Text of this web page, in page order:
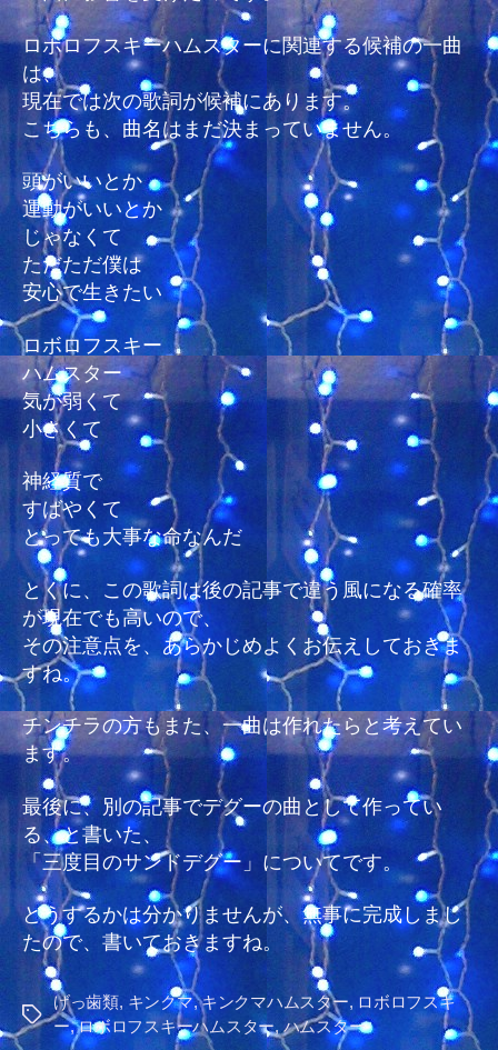
ロボロフスキーハムスターに関連する候補の一曲
は、
現在では次の歌詞が候補にあります。
こちらも、曲名はまだ決まっていません。
頭がいいとか
運動がいいとか
じゃなくて
ただただ僕は
安心で生きたい
ロボロフスキー
ハムスター
気が弱くて
小さくて
神経質で
すばやくて
とっても大事な命なんだ
とくに、この歌詞は後の記事で違う風になる確率
が現在でも高いので、
その注意点を、あらかじめよくお伝えしておきま
すね。
チンチラの方もまた、一曲は作れたらと考えてい
ます。
最後に、別の記事でデグーの曲として作ってい
る、と書いた、
「三度目のサンドデグー」についてです。
どうするかは分かりませんが、無事に完成しまし
たので、書いておきますね。
タ
グ
げっ歯類, キンクマ,キンクマハムスター, ロボロフスキ
ー,ロボロフスキーハムスター, ハムスター